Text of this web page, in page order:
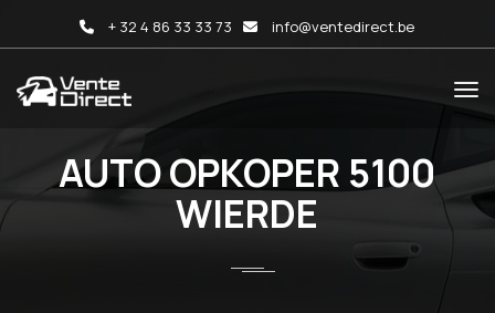
+ 32 4 86 33 33 73 info@ventedirect.be
AUTO OPKOPER 5100
WIERDE